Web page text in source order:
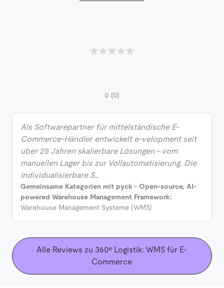
0 (0)
Als Softwarepartner für mittelständische E-
Commerce-Händler entwickelt e-velopment seit
über 25 Jahren skalierbare Lösungen – vom
manuellen Lager bis zur Vollautomatisierung. Die
individualisierbare S…
Gemeinsame Kategorien mit pyck - Open-source, AI-
powered Warehouse Management Framework:
Warehouse Management Systeme (WMS)
Alle Reviews zu 360ᵉ Logistik: WMS für E-
Commerce